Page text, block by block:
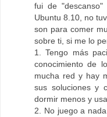
fui de
Ubuntu 8.10, no
son para comer
sobre ti, si me lo
1. Tengo más
conocimiento de
mucha red y hay
sus soluciones y
dormir menos y
2. No juego a